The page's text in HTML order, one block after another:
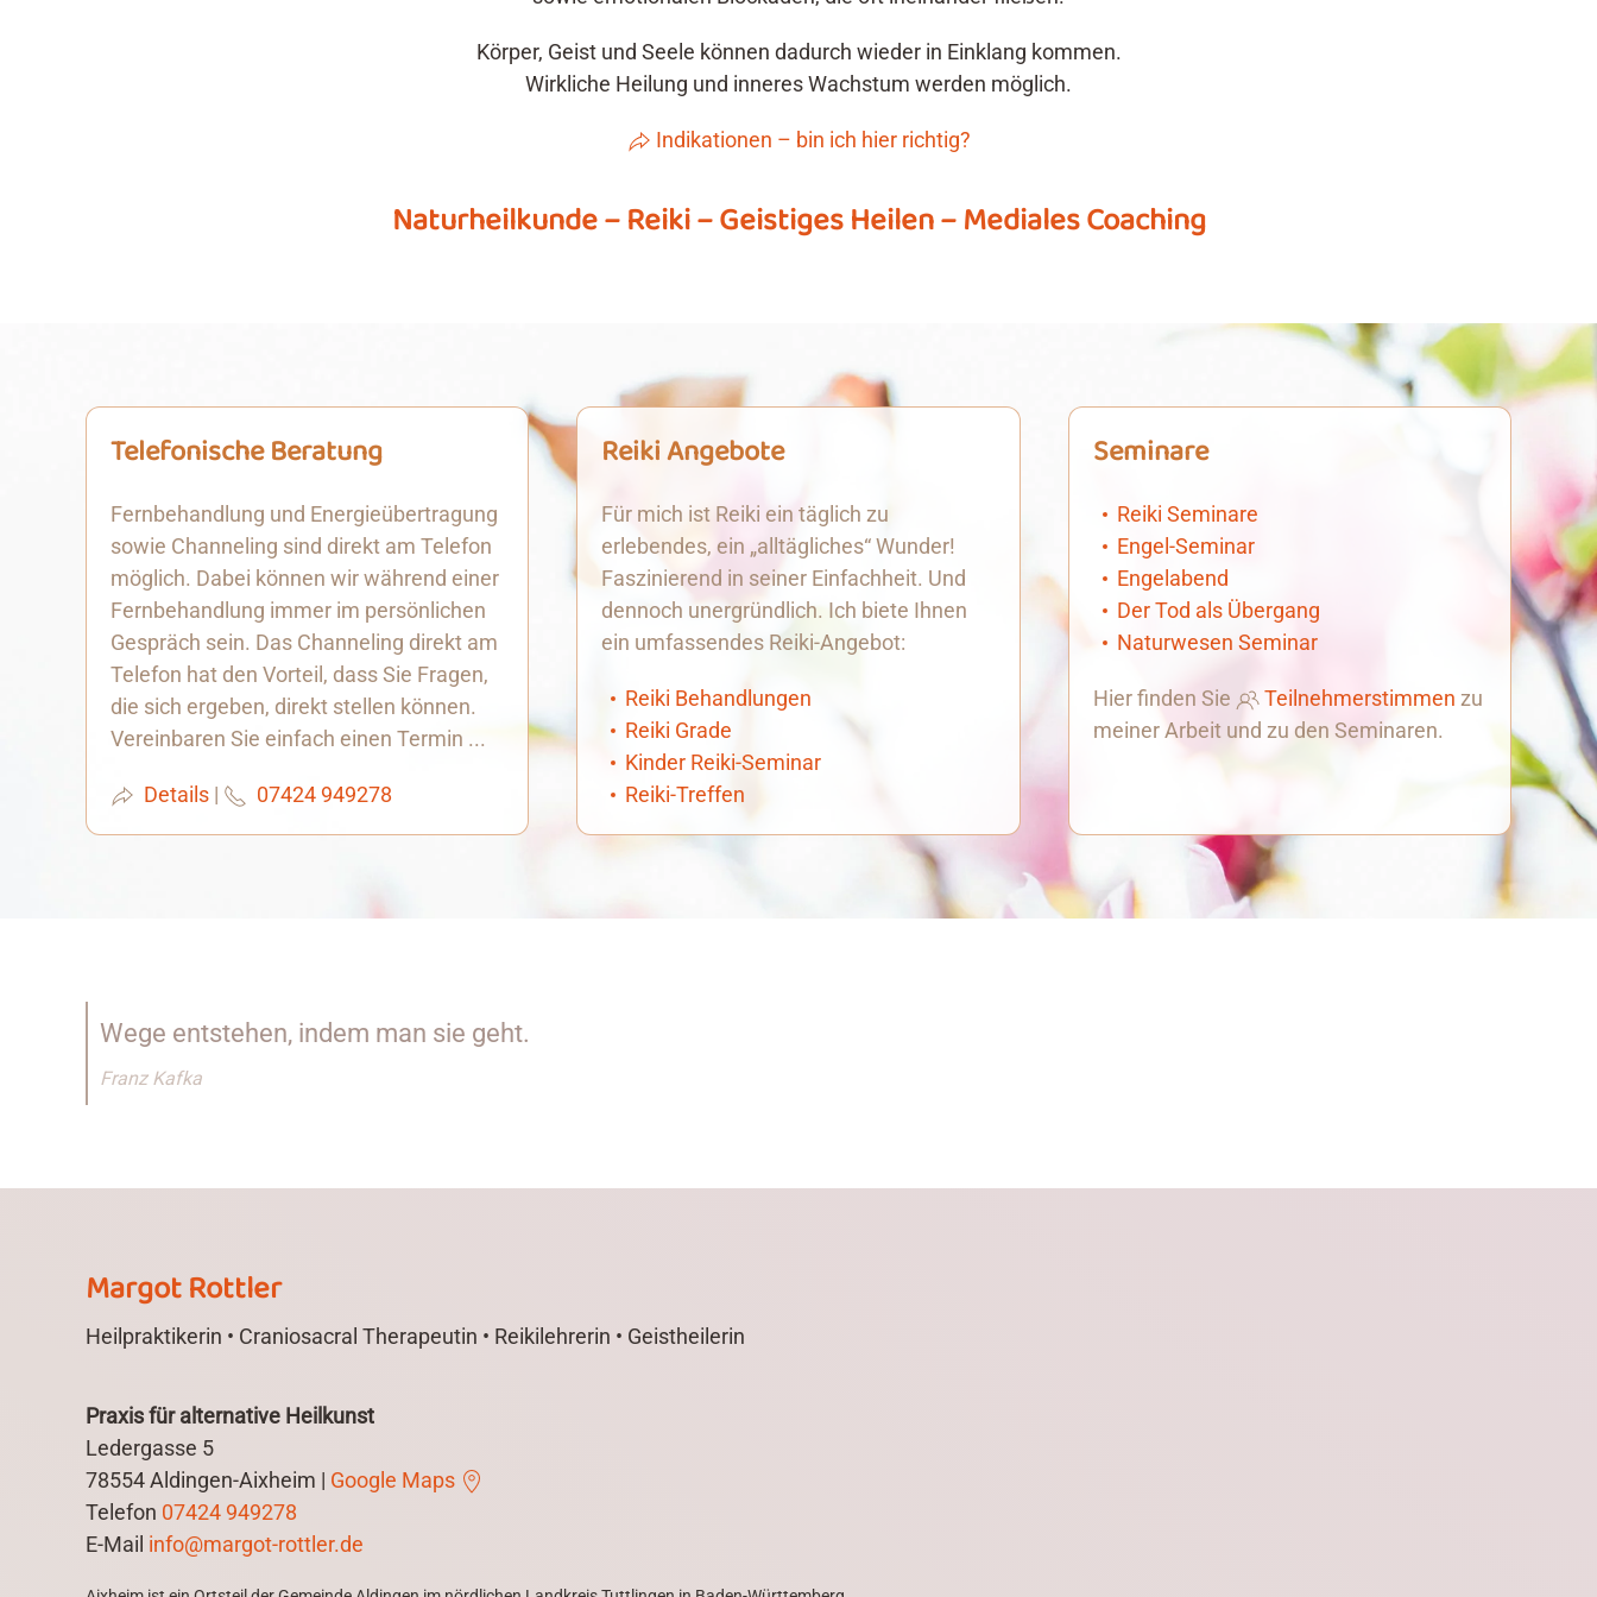
Körper, Geist und Seele können dadurch wieder in Einklang kommen.
Wirkliche Heilung und inneres Wachstum werden möglich.
Indikationen – bin ich hier richtig?
Naturheilkunde – Reiki – Geistiges Heilen – Mediales Coaching
Telefonische Beratung
Fernbehandlung und Energieübertragung
sowie Channeling sind direkt am Telefon
möglich. Dabei können wir während einer
Fernbehandlung immer im persönlichen
Gespräch sein. Das Channeling direkt am
Telefon hat den Vorteil, dass Sie Fragen,
die sich ergeben, direkt stellen können.
Vereinbaren Sie einfach einen Termin ...
Details | 07424 949278
Reiki Angebote
Für mich ist Reiki ein täglich zu
erlebendes, ein „alltägliches“ Wunder!
Faszinierend in seiner Einfachheit. Und
dennoch unergründlich. Ich biete Ihnen
ein umfassendes Reiki-Angebot:
Reiki Behandlungen
Reiki Grade
Kinder Reiki-Seminar
Reiki-Treffen
Seminare
Reiki Seminare
Engel-Seminar
Engelabend
Der Tod als Übergang
Naturwesen Seminar
Hier finden Sie Teilnehmerstimmen zu
meiner Arbeit und zu den Seminaren.
Wege entstehen, indem man sie geht.
Franz Kafka
Margot Rottler
Heilpraktikerin • Craniosacral Therapeutin • Reikilehrerin • Geistheilerin
Praxis für alternative Heilkunst
Ledergasse 5
78554 Aldingen-Aixheim | Google Maps
Telefon 07424 949278
E-Mail info@margot-rottler.de